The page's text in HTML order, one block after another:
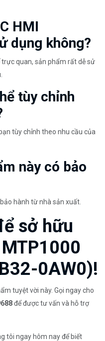
HMI
dụng không?
quan, sản phẩm rất dễ sử
tùy chỉnh
tùy chỉnh theo nhu cầu của
này có bảo
hành từ nhà sản xuất.
sở hữu
0AW0)!
tuyệt vời này. Gọi ngay cho
để được tư vấn và hỗ trợ
tôi ngay hôm nay để biết